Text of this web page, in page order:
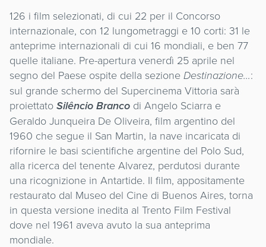
126 i film selezionati, di cui 22 per il Concorso
internazionale, con 12 lungometraggi e 10 corti: 31 le
anteprime internazionali di cui 16 mondiali, e ben 77
quelle italiane. Pre-apertura venerdì 25 aprile nel
segno del Paese ospite della sezione Destinazione…:
sul grande schermo del Supercinema Vittoria sarà
proiettato Silêncio Branco di Angelo Sciarra e
Geraldo Junqueira De Oliveira, film argentino del
1960 che segue il San Martin, la nave incaricata di
rifornire le basi scientifiche argentine del Polo Sud,
alla ricerca del tenente Alvarez, perdutosi durante
una ricognizione in Antartide. Il film, appositamente
restaurato dal Museo del Cine di Buenos Aires, torna
in questa versione inedita al Trento Film Festival
dove nel 1961 aveva avuto la sua anteprima
mondiale.